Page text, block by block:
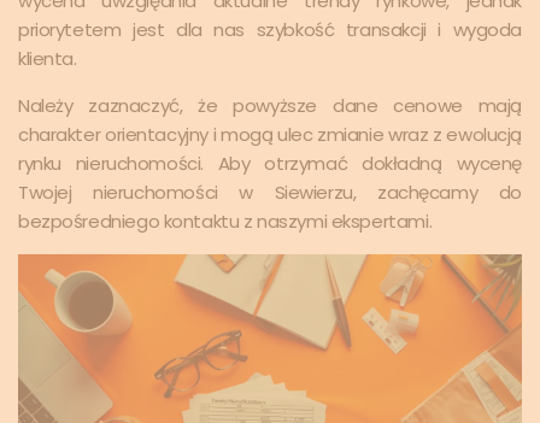
priorytetem jest dla nas szybkość transakcji i wygoda
klienta.
Należy zaznaczyć, że powyższe dane cenowe mają
charakter orientacyjny i mogą ulec zmianie wraz z ewolucją
rynku nieruchomości. Aby otrzymać dokładną wycenę
Twojej nieruchomości w Siewierzu, zachęcamy do
bezpośredniego kontaktu z naszymi ekspertami.